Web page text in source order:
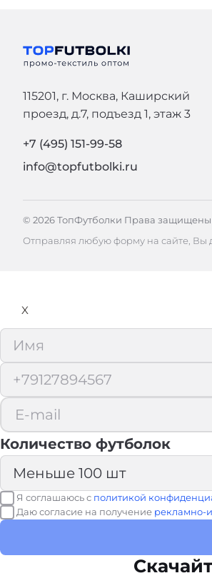
115201, г. Москва, Каширский
проезд, д.7, подъезд 1, этаж 3
+7 (495) 151-99-58
info@topfutbolki.ru
© 2026 ТопФутболки Права защищены
Отправляя любую форму на сайте, Вы
X
Количество футболок
Я соглашаюсь с политикой
Даю согласие на получение рекламно-